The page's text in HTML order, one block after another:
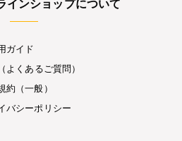
ガイド
よくあるご質問）
約（一般）
バシーポリシー